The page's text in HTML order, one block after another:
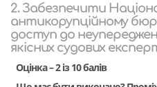
2. Забезпечити
антикорупційному
доступ до
якісних судових
Оцінка – 2 із 10 балів